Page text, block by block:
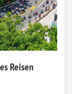
Reisen